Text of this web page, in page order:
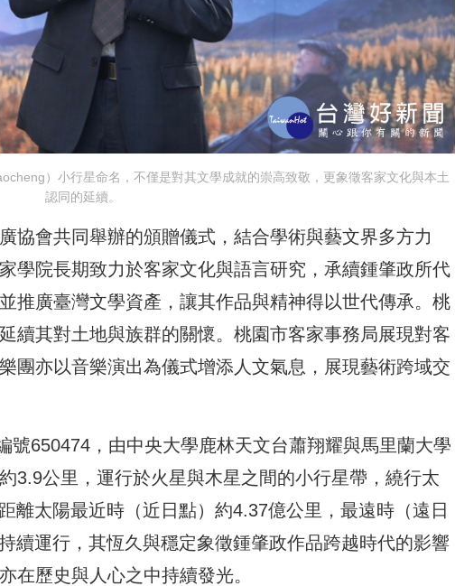
）小行星命名，不僅是對其文學成就的崇高致敬，更象徵客家文化與本土
認同的延續。
協會共同舉辦的頒贈儀式，結合學術與藝文界多方力
學院長期致力於客家文化與語言研究，承續鍾肇政所代
推廣臺灣文學資產，讓其作品與精神得以世代傳承。桃
續其對土地與族群的關懷。桃園市客家事務局展現對客
團亦以音樂演出為儀式增添人文氣息，展現藝術跨域交
號650474，由中央大學鹿林天文台蕭翔耀與馬里蘭大學
3.9公里，運行於火星與木星之間的小行星帶，繞行太
離太陽最近時（近日點）約4.37億公里，最遠時（遠日
續運行，其恆久與穩定象徵鍾肇政作品跨越時代的影響
在歷史與人心之中持續發光。